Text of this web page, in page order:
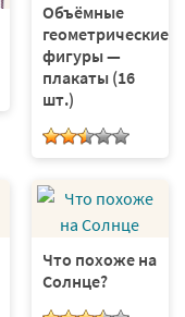
Объёмные
геометрические
фигуры —
плакаты (16
шт.)
Что похоже на
Солнце?